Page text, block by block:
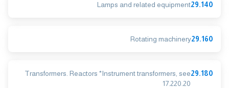
29.140
Lamps and related equipment
29.160
Rotating machinery
29.180
Transformers. Reactors *Instrument transformers, see
17.220.20